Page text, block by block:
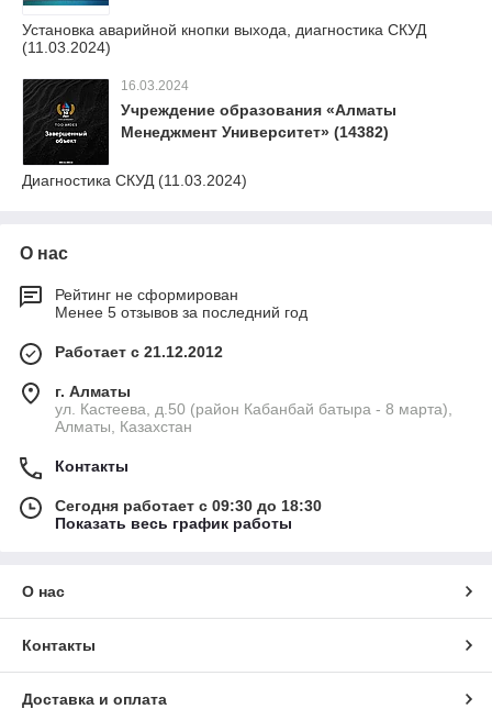
Установка аварийной кнопки выхода, диагностика СКУД
(11.03.2024)
16.03.2024
Учреждение образования «Алматы
Менеджмент Университет» (14382)
Диагностика СКУД (11.03.2024)
О нас
Рейтинг не сформирован
Менее 5 отзывов за последний год
Работает с 21.12.2012
г. Алматы
ул. Кастеева, д.50 (район Кабанбай батыра - 8 марта),
Алматы, Казахстан
Контакты
Сегодня работает с 09:30 до 18:30
Показать весь график работы
О нас
Контакты
Доставка и оплата